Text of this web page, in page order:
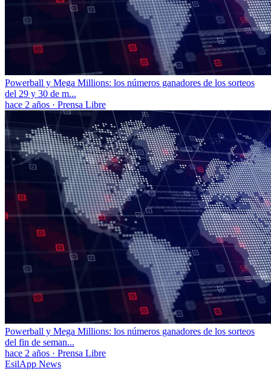
Powerball y Mega Millions: los números ganadores de los sorteos
del 29 y 30 de m...
hace 2 años · Prensa Libre
Powerball y Mega Millions: los números ganadores de los sorteos
del fin de seman...
hace 2 años · Prensa Libre
EsilApp News